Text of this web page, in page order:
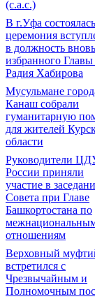
(с.а.с.)
В г.Уфа состоялась
церемония
в должность вновь
избранного
Радия Хабирова
Мусульмане
Канаш собрали
гуманитарную
для жителей
области
Руководители
России приняли
участие в
Совета при Главе
Башкортостана по
отношениям
Верховный
встретился с
Чрезвычайным и
Полномочным